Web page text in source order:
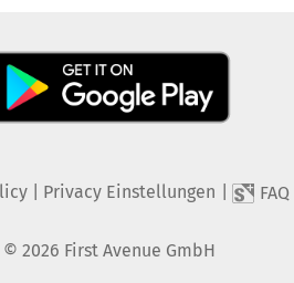
| Privacy Einstellungen FAQ
© 2026 First Avenue GmbH